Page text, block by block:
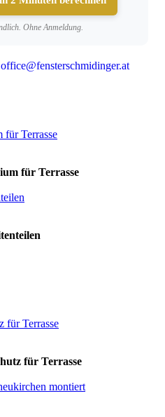
Ohne Anmeldung.
office@fensterschmidinger.at
für Terrasse
für Terrasse